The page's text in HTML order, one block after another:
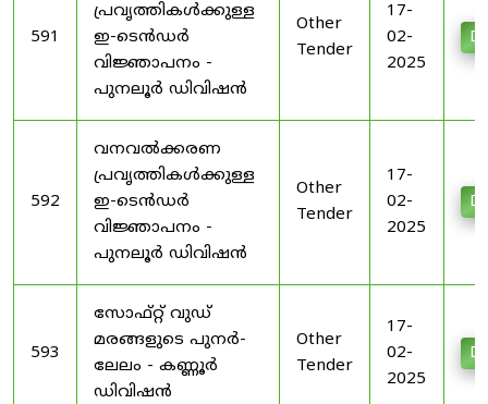
591
പ്രവൃത്തികൾക്കുള്ള
ഇ-ടെൻഡർ
വിജ്ഞാപനം -
പുനലൂർ ഡിവിഷൻ
Other
Tender
17-
02-
2025
592
വനവൽക്കരണ
പ്രവൃത്തികൾക്കുള്ള
ഇ-ടെൻഡർ
വിജ്ഞാപനം -
പുനലൂർ ഡിവിഷൻ
Other
Tender
17-
02-
2025
593
സോഫ്റ്റ് വുഡ്
മരങ്ങളുടെ പുനർ-
ലേലം - കണ്ണൂർ
ഡിവിഷൻ
Other
Tender
17-
02-
2025